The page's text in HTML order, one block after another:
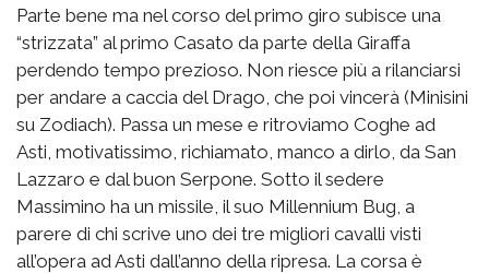
Parte bene ma nel corso del primo giro subisce una
“strizzata” al primo Casato da parte della Giraffa
perdendo tempo prezioso. Non riesce più a rilanciarsi
per andare a caccia del Drago, che poi vincerà (Minisini
su Zodiach). Passa un mese e ritroviamo Coghe ad
Asti, motivatissimo, richiamato, manco a dirlo, da San
Lazzaro e dal buon Serpone. Sotto il sedere
Massimino ha un missile, il suo Millennium Bug, a
parere di chi scrive uno dei tre migliori cavalli visti
all’opera ad Asti dall’anno della ripresa. La corsa è